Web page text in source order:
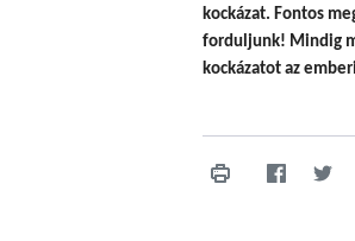
kockázat. Fontos
forduljunk! Mindig
kockázatot az